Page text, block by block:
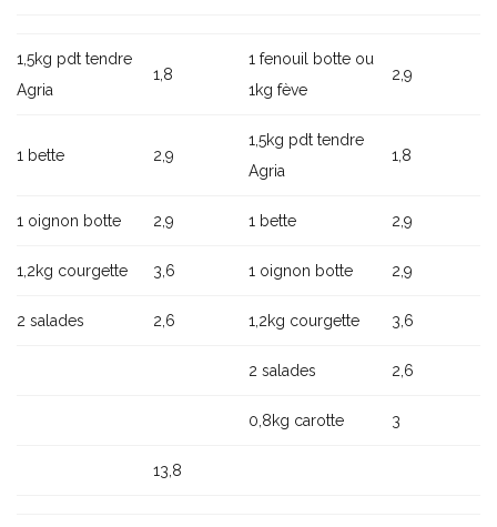
1,5kg pdt tendre
Agria
1,8
1 fenouil botte ou
1kg fève
2,9
1 bette 2,9
1,5kg pdt tendre
Agria
1,8
1 oignon botte 2,9 1 bette 2,9
1,2kg courgette 3,6 1 oignon botte 2,9
2 salades 2,6 1,2kg courgette 3,6
2 salades 2,6
0,8kg carotte 3
13,8